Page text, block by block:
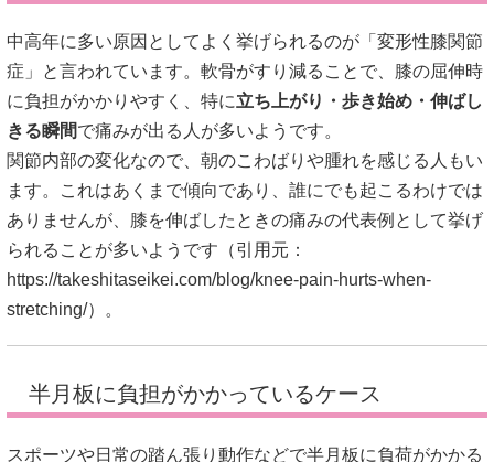
中高年に多い原因としてよく挙げられるのが「変形性膝関節
症」と言われています。軟骨がすり減ることで、膝の屈伸時
に負担がかかりやすく、特に立ち上がり・歩き始め・伸ばし
きる瞬間で痛みが出る人が多いようです。
関節内部の変化なので、朝のこわばりや腫れを感じる人もい
ます。これはあくまで傾向であり、誰にでも起こるわけでは
ありませんが、膝を伸ばしたときの痛みの代表例として挙げ
られることが多いようです（引用元：
https://takeshitaseikei.com/blog/knee-pain-hurts-when-
stretching/）。
半月板に負担がかかっているケース
スポーツや日常の踏ん張り動作などで半月板に負荷がかかる